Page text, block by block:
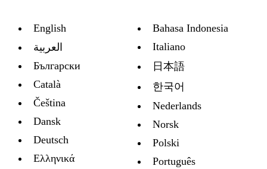
English
العربية
Български
Català
Čeština
Dansk
Deutsch
Ελληνικά
Bahasa Indonesia
Italiano
日本語
한국어
Nederlands
Norsk
Polski
Português